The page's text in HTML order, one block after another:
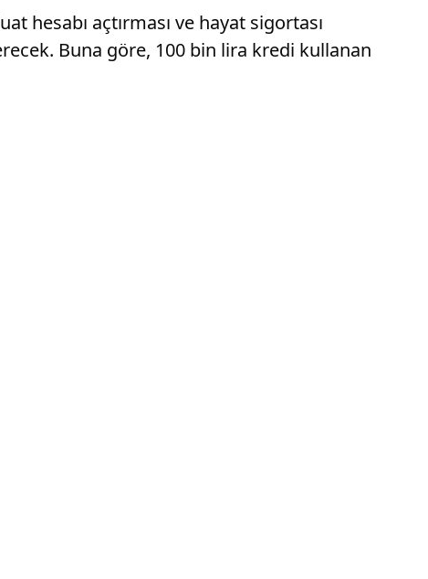
hesabı açtırması ve hayat sigortası
Buna göre, 100 bin lira kredi kullanan